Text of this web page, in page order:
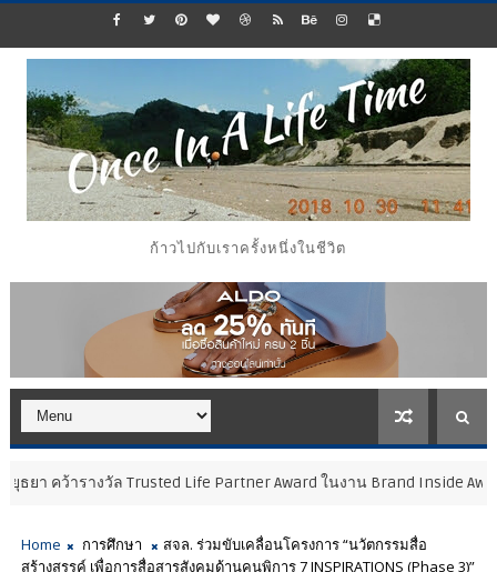
ก้าวไปกับเราครั้งหนึ่งในชีวิต
Trusted Life Partner Award ในงาน Brand Inside Awards 2026 ตอก
Home การศึกษา
สจล. ร่วมขับเคลื่อนโครงการ “นวัตกรรมสื่อ
สร้างสรรค์ เพื่อการสื่อสารสังคมด้านคนพิการ 7 INSPIRATIONS (Phase 3)”